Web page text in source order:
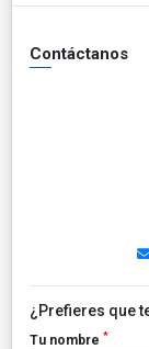
Contáctanos
¿Prefieres que
Tu nombre *